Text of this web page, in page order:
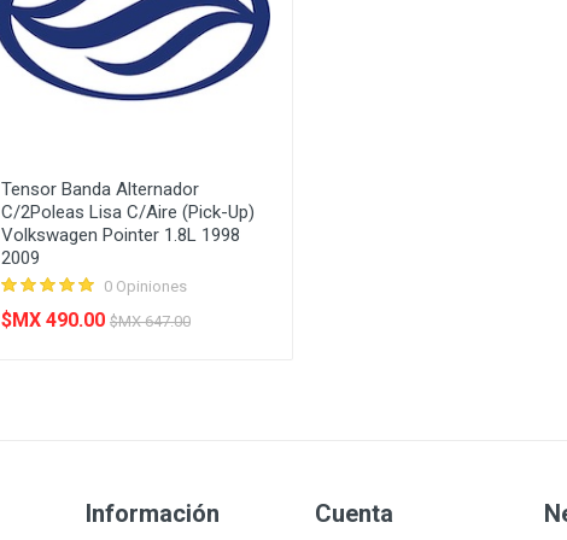
Tensor Banda Alternador
C/2Poleas Lisa C/Aire (Pick-Up)
Volkswagen Pointer 1.8L 1998
2009
0 Opiniones
$MX 490.00 $MX 647.00
Información Cuenta